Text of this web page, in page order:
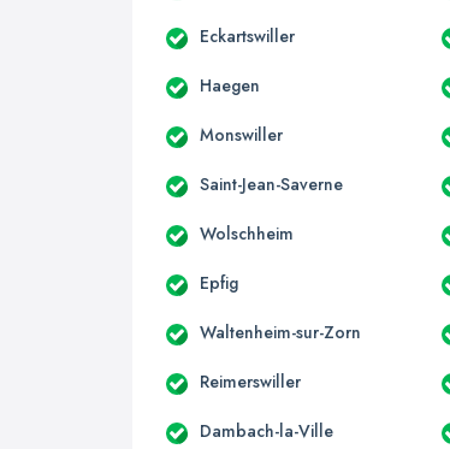
Eckartswiller
Haegen
Monswiller
Saint-Jean-Saverne
Wolschheim
Epfig
Waltenheim-sur-Zorn
Reimerswiller
Dambach-la-Ville